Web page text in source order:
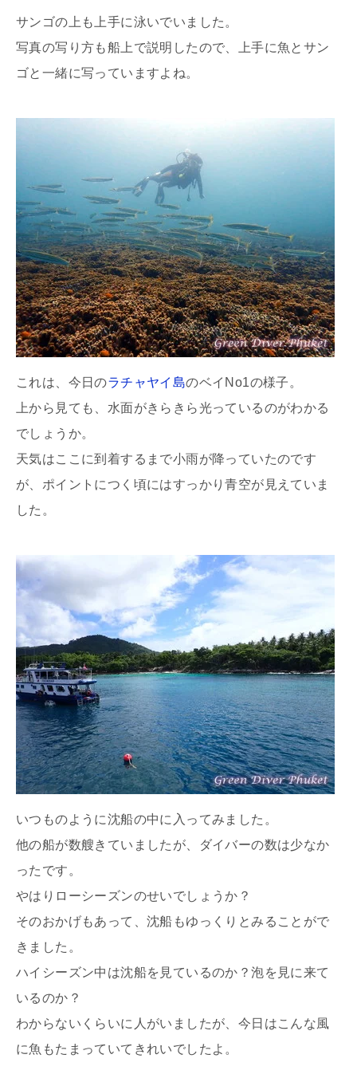
サンゴの上も上手に泳いでいました。
写真の写り方も船上で説明したので、上手に魚とサン
ゴと一緒に写っていますよね。
これは、今日のラチャヤイ島のベイNo1の様子。
上から見ても、水面がきらきら光っているのがわかる
でしょうか。
天気はここに到着するまで小雨が降っていたのです
が、ポイントにつく頃にはすっかり青空が見えていま
した。
いつものように沈船の中に入ってみました。
他の船が数艘きていましたが、ダイバーの数は少なか
ったです。
やはりローシーズンのせいでしょうか？
そのおかげもあって、沈船もゆっくりとみることがで
きました。
ハイシーズン中は沈船を見ているのか？泡を見に来て
いるのか？
わからないくらいに人がいましたが、今日はこんな風
に魚もたまっていてきれいでしたよ。